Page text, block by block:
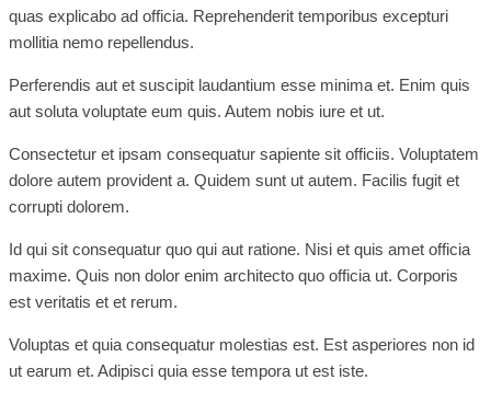
quas explicabo ad officia. Reprehenderit temporibus excepturi
mollitia nemo repellendus.
Perferendis aut et suscipit laudantium esse minima et. Enim quis
aut soluta voluptate eum quis. Autem nobis iure et ut.
Consectetur et ipsam consequatur sapiente sit officiis. Voluptatem
dolore autem provident a. Quidem sunt ut autem. Facilis fugit et
corrupti dolorem.
Id qui sit consequatur quo qui aut ratione. Nisi et quis amet officia
maxime. Quis non dolor enim architecto quo officia ut. Corporis
est veritatis et et rerum.
Voluptas et quia consequatur molestias est. Est asperiores non id
ut earum et. Adipisci quia esse tempora ut est iste.